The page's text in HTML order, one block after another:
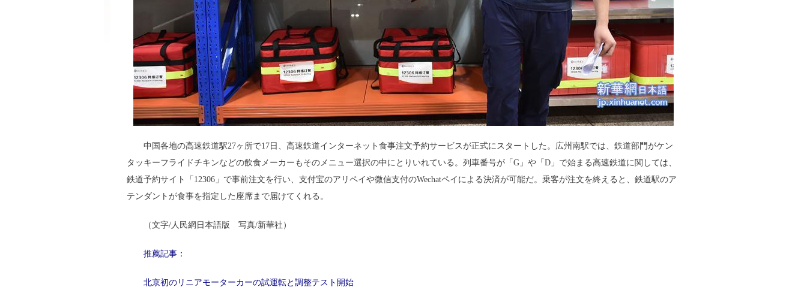
中国各地の高速鉄道駅27ヶ所で17日、高速鉄道インターネット食事注文予約サービスが正式にスタートした。広州南駅では、鉄道部門がケン
タッキーフライドチキンなどの飲食メーカーもそのメニュー選択の中にとりいれている。列車番号が「G」や「D」で始まる高速鉄道に関しては、
鉄道予約サイト「12306」で事前注文を行い、支付宝のアリペイや微信支付のWechatペイによる決済が可能だ。乗客が注文を終えると、鉄道駅のア
テンダントが食事を指定した座席まで届けてくれる。
（文字/人民網日本語版 写真/新華社）
推薦記事：
北京初のリニアモーターカーの試運転と調整テスト開始